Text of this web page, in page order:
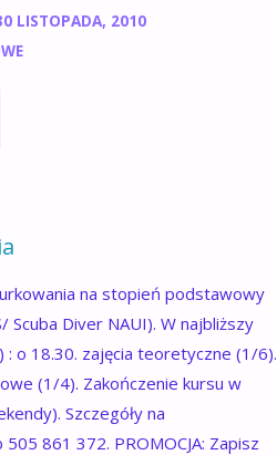
LISTOPADA, 2010
na stopień podstawowy
Scuba Diver NAUI). W najbliższy
o 18.30. zajęcia teoretyczne (1/6).
(1/4). Zakończenie kursu w
Szczegóły na
505 861 372. PROMOCJA: Zapisz